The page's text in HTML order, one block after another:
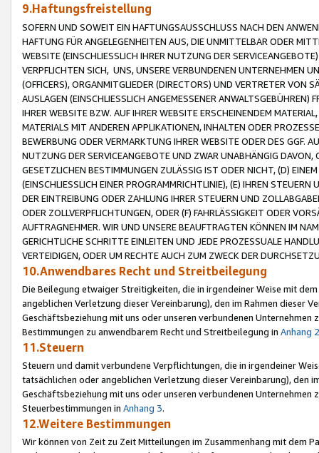
9.Haftungsfreistellung
SOFERN UND SOWEIT EIN HAFTUNGSAUSSCHLUSS NACH DEN
HAFTUNG FÜR ANGELEGENHEITEN AUS, DIE UNMITTELBAR ODER
WEBSITE (EINSCHLIESSLICH IHRER NUTZUNG DER
VERPFLICHTEN SICH, UNS, UNSERE VERBUNDENEN UNTERNEHMEN
(OFFICERS), ORGANMITGLIEDER (DIRECTORS) UND VERTRETER VON
AUSLAGEN (EINSCHLIESSLICH ANGEMESSENER
IHRER WEBSITE BZW. AUF IHRER WEBSITE ERSCHEINENDEM
MATERIALS MIT ANDEREN APPLIKATIONEN, INHALTEN ODER
BEWERBUNG ODER VERMARKTUNG IHRER WEBSITE ODER DES GGF.
NUTZUNG DER SERVICEANGEBOTE UND ZWAR UNABHÄNGIG
GESETZLICHEN BESTIMMUNGEN ZULÄSSIG IST ODER NICHT, (D)
(EINSCHLIESSLICH EINER PROGRAMMRICHTLINIE), (E) IHREN
DER EINTREIBUNG ODER ZAHLUNG IHRER STEUERN UND
ODER ZOLLVERPFLICHTUNGEN, ODER (F) FAHRLÄSSIGKEIT ODER
AUFTRAGNEHMER. WIR UND UNSERE BEAUFTRAGTEN KÖNNEN IM
GERICHTLICHE SCHRITTE EINLEITEN UND JEDE PROZESSUALE
VERTEIDIGEN, ODER UM RECHTE AUCH ZUM ZWECK DER
10.Anwendbares Recht und Streitbeilegung
Die Beilegung etwaiger Streitigkeiten, die in irgendeiner Weise mit
angeblichen Verletzung dieser Vereinbarung), den im Rahmen dieser
Geschäftsbeziehung mit uns oder unseren verbundenen
Bestimmungen zu anwendbarem Recht und Streitbeilegung in Anhang 2
11.Steuern
Steuern und damit verbundene Verpflichtungen, die in irgendeiner
tatsächlichen oder angeblichen Verletzung dieser Vereinbarung), den
Geschäftsbeziehung mit uns oder unseren verbundenen
Steuerbestimmungen in Anhang 3.
12.Weitere Bestimmungen
Wir können von Zeit zu Zeit Mitteilungen im Zusammenhang mit dem